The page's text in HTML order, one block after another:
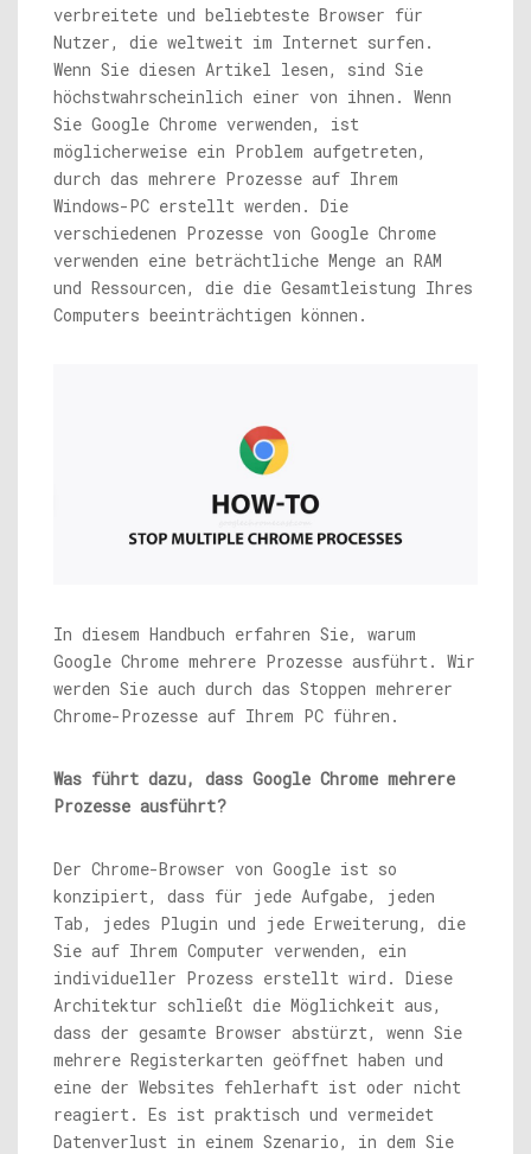
verbreitete und beliebteste Browser für
Nutzer, die weltweit im Internet surfen.
Wenn Sie diesen Artikel lesen, sind Sie
höchstwahrscheinlich einer von ihnen. Wenn
Sie Google Chrome verwenden, ist
möglicherweise ein Problem aufgetreten,
durch das mehrere Prozesse auf Ihrem
Windows-PC erstellt werden. Die
verschiedenen Prozesse von Google Chrome
verwenden eine beträchtliche Menge an RAM
und Ressourcen, die die Gesamtleistung Ihres
Computers beeinträchtigen können.
In diesem Handbuch erfahren Sie, warum
Google Chrome mehrere Prozesse ausführt. Wir
werden Sie auch durch das Stoppen mehrerer
Chrome-Prozesse auf Ihrem PC führen.
Was führt dazu, dass Google Chrome mehrere
Prozesse ausführt?
Der Chrome-Browser von Google ist so
konzipiert, dass für jede Aufgabe, jeden
Tab, jedes Plugin und jede Erweiterung, die
Sie auf Ihrem Computer verwenden, ein
individueller Prozess erstellt wird. Diese
Architektur schließt die Möglichkeit aus,
dass der gesamte Browser abstürzt, wenn Sie
mehrere Registerkarten geöffnet haben und
eine der Websites fehlerhaft ist oder nicht
reagiert. Es ist praktisch und vermeidet
Datenverlust in einem Szenario, in dem Sie